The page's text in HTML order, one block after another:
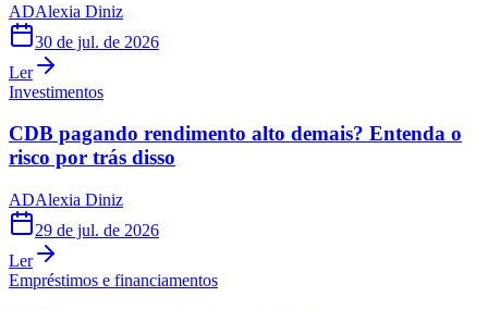
ADAlexia Diniz
30 de jul. de 2026
Ler
Investimentos
CDB pagando rendimento alto demais? Entenda o
risco por trás disso
ADAlexia Diniz
29 de jul. de 2026
Ler
Empréstimos e financiamentos